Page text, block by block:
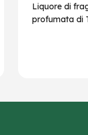
Liquore di
profumata di